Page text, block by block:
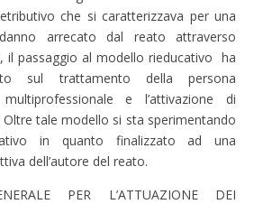
che si caratterizzava per una
arrecato dal reato attraverso
il passaggio al modello rieducativo ha
sul trattamento della persona
e l’attivazione di
tale modello si sta sperimentando
in quanto finalizzato ad una
dell’autore del reato.
PER L’ATTUAZIONE DEI